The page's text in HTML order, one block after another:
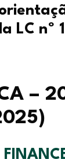
LC nº